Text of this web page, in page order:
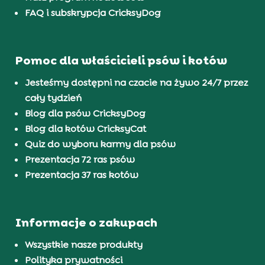
FAQ i subskrypcja CricksyDog
Pomoc dla właścicieli psów i kotów
Jesteśmy dostępni na czacie na żywo 24/7 przez
cały tydzień
Blog dla psów CricksyDog
Blog dla kotów CricksyCat
Quiz do wyboru karmy dla psów
Prezentacja 72 ras psów
Prezentacja 37 ras kotów
Informacje o zakupach
Wszystkie nasze produkty
Polityka prywatności